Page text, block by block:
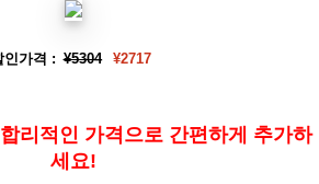
인가격 : ¥5304 ¥2717
리적인 가격으로 간편하게 추가하
세요!